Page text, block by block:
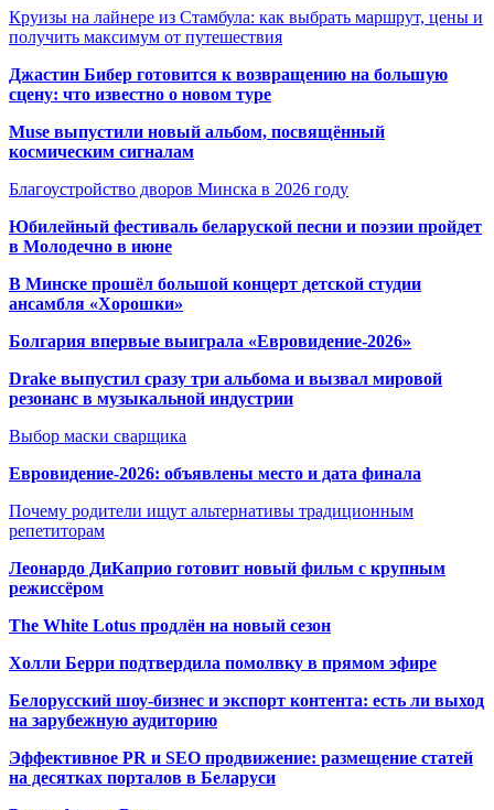
Круизы на лайнере из Стамбула: как выбрать маршрут, цены и
получить максимум от путешествия
Джастин Бибер готовится к возвращению на большую
сцену: что известно о новом туре
Muse выпустили новый альбом, посвящённый
космическим сигналам
Благоустройство дворов Минска в 2026 году
Юбилейный фестиваль беларуской песни и поэзии пройдет
в Молодечно в июне
В Минске прошёл большой концерт детской студии
ансамбля «Хорошки»
Болгария впервые выиграла «Евровидение-2026»
Drake выпустил сразу три альбома и вызвал мировой
резонанс в музыкальной индустрии
Выбор маски сварщика
Евровидение-2026: объявлены место и дата финала
Почему родители ищут альтернативы традиционным
репетиторам
Леонардо ДиКаприо готовит новый фильм с крупным
режиссёром
The White Lotus продлён на новый сезон
Холли Берри подтвердила помолвку в прямом эфире
Белорусский шоу-бизнес и экспорт контента: есть ли выход
на зарубежную аудиторию
Эффективное PR и SEO продвижение: размещение статей
на десятках порталов в Беларуси